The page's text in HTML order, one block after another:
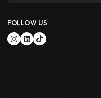
FOLLOW US